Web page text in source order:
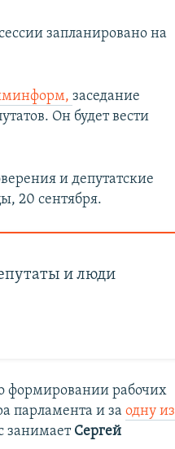
запланировано на
заседание
Он будет вести
и депутатские
20 сентября.
и люди
формировании рабочих
парламента и заодну из
занимаетСергей